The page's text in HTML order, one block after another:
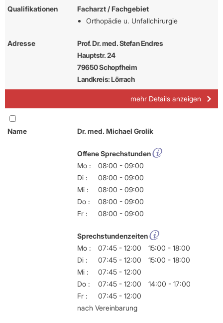
Qualifikationen
Facharzt / Fachgebiet
Orthopädie u. Unfallchirurgie
Adresse
Prof. Dr. med. Stefan Endres
Hauptstr. 24
79650 Schopfheim
Landkreis: Lörrach
mehr Details anzeigen
Name Dr. med. Michael Grolik
Offene Sprechstunden
Mo :
08:00 - 09:00
Di :
08:00 - 09:00
Mi :
08:00 - 09:00
Do :
08:00 - 09:00
Fr :
08:00 - 09:00
Sprechstundenzeiten
Mo :
07:45 - 12:00
15:00 - 18:00
Di :
07:45 - 12:00
15:00 - 18:00
Mi :
07:45 - 12:00
Do :
07:45 - 12:00
14:00 - 17:00
Fr :
07:45 - 12:00
nach Vereinbarung